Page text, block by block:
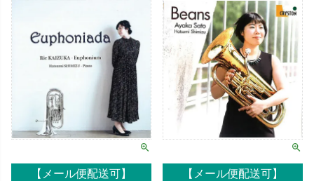
【メール便配送可】 【メール便配送可】